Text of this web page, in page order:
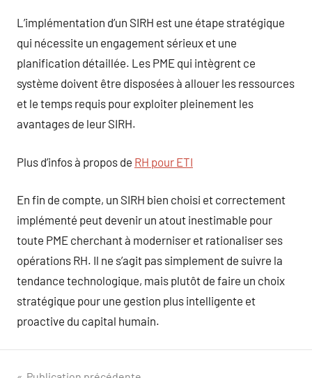
L’implémentation d’un SIRH est une étape stratégique
qui nécessite un engagement sérieux et une
planification détaillée. Les PME qui intègrent ce
système doivent être disposées à allouer les ressources
et le temps requis pour exploiter pleinement les
avantages de leur SIRH.
Plus d’infos à propos de RH pour ETI
En fin de compte, un SIRH bien choisi et correctement
implémenté peut devenir un atout inestimable pour
toute PME cherchant à moderniser et rationaliser ses
opérations RH. Il ne s’agit pas simplement de suivre la
tendance technologique, mais plutôt de faire un choix
stratégique pour une gestion plus intelligente et
proactive du capital humain.